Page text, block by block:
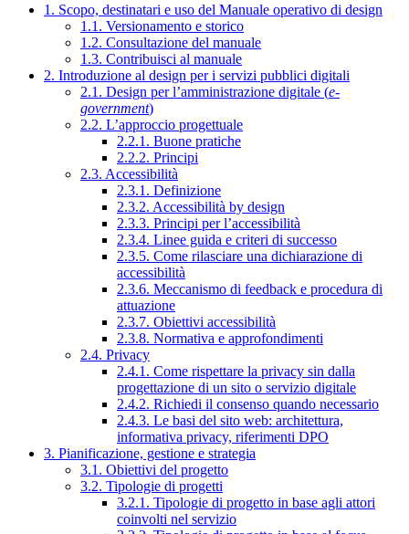
1. Scopo, destinatari e uso del Manuale operativo di design
1.1. Versionamento e storico
1.2. Consultazione del manuale
1.3. Contribuisci al manuale
2. Introduzione al design per i servizi pubblici digitali
2.1. Design per l’amministrazione digitale (e-
government)
2.2. L’approccio progettuale
2.2.1. Buone pratiche
2.2.2. Principi
2.3. Accessibilità
2.3.1. Definizione
2.3.2. Accessibilità by design
2.3.3. Principi per l’accessibilità
2.3.4. Linee guida e criteri di successo
2.3.5. Come rilasciare una dichiarazione di
accessibilità
2.3.6. Meccanismo di feedback e procedura di
attuazione
2.3.7. Obiettivi accessibilità
2.3.8. Normativa e approfondimenti
2.4. Privacy
2.4.1. Come rispettare la privacy sin dalla
progettazione di un sito o servizio digitale
2.4.2. Richiedi il consenso quando necessario
2.4.3. Le basi del sito web: architettura,
informativa privacy, riferimenti DPO
3. Pianificazione, gestione e strategia
3.1. Obiettivi del progetto
3.2. Tipologie di progetti
3.2.1. Tipologie di progetto in base agli attori
coinvolti nel servizio